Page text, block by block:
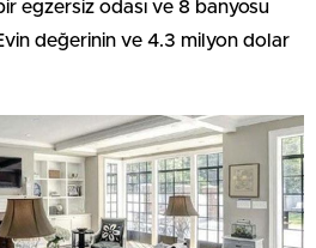
egzersiz odası ve 8 banyosu
değerinin ve 4.3 milyon dolar